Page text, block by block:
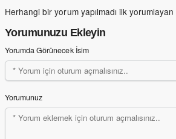
Herhangi bir yorum yapılmadı ilk
Yorumunuzu Ekleyin
Yorumda Görünecek İsim
Yorumunuz